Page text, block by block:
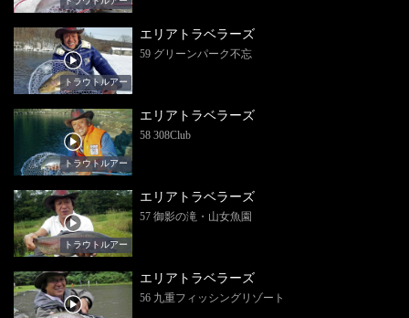
トラウトルアー
エリアトラベラーズ
59 グリーンパーク不忘
トラウトルアー
エリアトラベラーズ
58 308Club
トラウトルアー
エリアトラベラーズ
57 御影の滝・山女魚園
エリアトラベラーズ
56 九重フィッシングリゾート